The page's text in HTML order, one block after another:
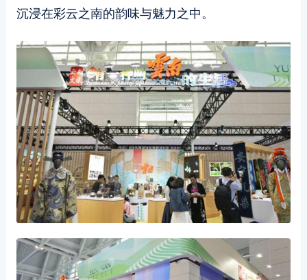
沉浸在彩云之南的韵味与魅力之中。